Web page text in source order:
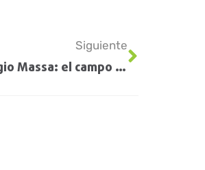
Siguiente
Los anuncios de Sergio Massa: el campo pide “un cierre de gestión sin más medidas distorsivas”